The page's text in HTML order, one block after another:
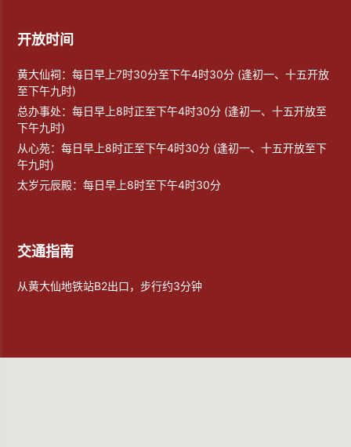
开放时间
黄大仙祠：每日早上7时30分至下午4时30分 (逢初一、十五开放
至下午九时)
总办事处：每日早上8时正至下午4时30分 (逢初一、十五开放至
下午九时)
从心苑：每日早上8时正至下午4时30分 (逢初一、十五开放至下
午九时)
太岁元辰殿：每日早上8时至下午4时30分
交通指南
从黄大仙地铁站B2出口，步行约3分钟